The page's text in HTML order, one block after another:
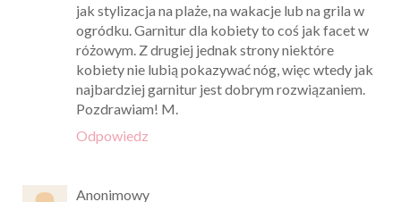
jak stylizacja na plaże, na wakacje lub na grila w
ogródku. Garnitur dla kobiety to coś jak facet w
różowym. Z drugiej jednak strony niektóre
kobiety nie lubią pokazywać nóg, więc wtedy jak
najbardziej garnitur jest dobrym rozwiązaniem.
Pozdrawiam! M.
Odpowiedz
Anonimowy